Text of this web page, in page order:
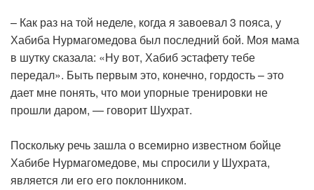
– Как раз на той неделе, когда я завоевал 3 пояса, у
Хабиба Нурмагомедова был последний бой. Моя мама
в шутку сказала: «Ну вот, Хабиб эстафету тебе
передал». Быть первым это, конечно, гордость – это
дает мне понять, что мои упорные тренировки не
прошли даром, — говорит Шухрат.
Поскольку речь зашла о всемирно известном бойце
Хабибе Нурмагомедове, мы спросили у Шухрата,
является ли его его поклонником.